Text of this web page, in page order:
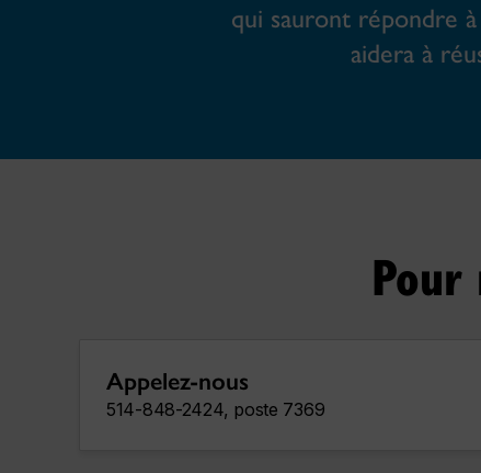
qui sauront répondre
aidera à
Appelez-nous
514-848-2424, poste 7369